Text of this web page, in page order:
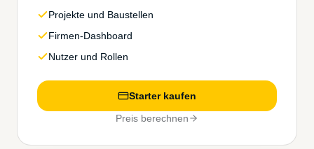
Projekte und Baustellen
Firmen-Dashboard
Nutzer und Rollen
Starter kaufen
Preis berechnen